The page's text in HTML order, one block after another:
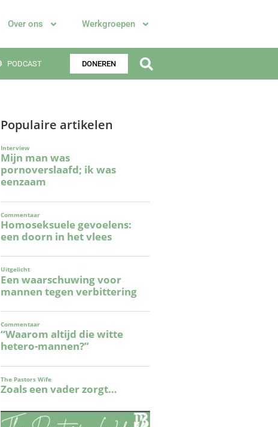
Over ons Werkgroepen
PODCAST DONEREN
Populaire artikelen